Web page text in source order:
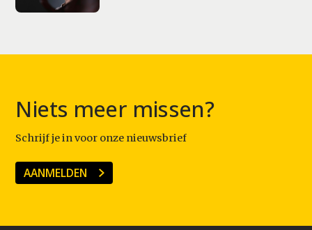
Niets meer missen?
Schrijf je in voor onze nieuwsbrief
AANMELDEN